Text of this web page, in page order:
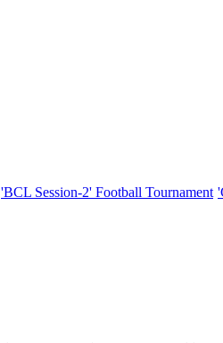
'BCL Session-2' Football Tournament